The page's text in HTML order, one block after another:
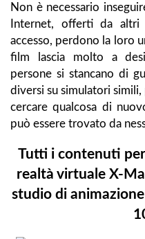
Non è necessario
Internet, offerti da
accesso, perdono la loro
film lascia molto a
persone si stancano di
diversi su simulatori
cercare qualcosa di
può essere trovato da
Tutti i contenuti
realtà virtuale X-
studio di